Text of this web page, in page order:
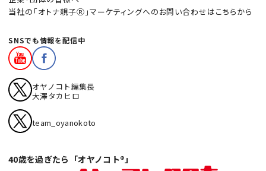
40歳を過ぎたら「オヤノコト®」
当社の「オトナ親子Ⓡ」マーケティングへのお問い合わせはこちらから
SNSでも情報を配信中
オヤノコト編集長
大澤タカヒロ
team_oyanokoto